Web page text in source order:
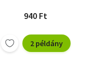
940 Ft
2 példány